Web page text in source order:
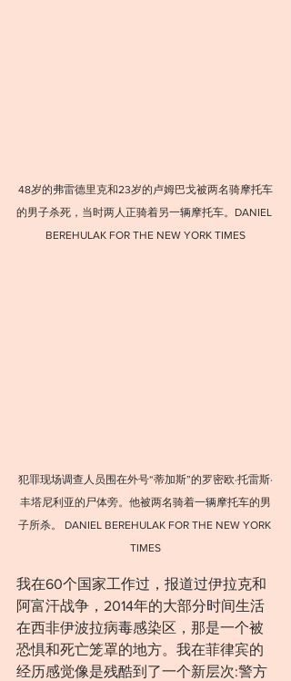
48岁的弗雷德里克和23岁的卢姆巴戈被两名骑摩托车
的男子杀死，当时两人正骑着另一辆摩托车。DANIEL
BEREHULAK FOR THE NEW YORK TIMES
犯罪现场调查⼈员围在外号“蒂加斯”的罗密欧·托雷斯·
丰塔尼利亚的⼫体旁。他被两名骑着⼀辆摩托车的男
子所杀。 DANIEL BEREHULAK FOR THE NEW YORK
TIMES
我在60个国家工作过，报道过伊拉克和
阿富汗战争，2014年的大部分时间生活
在西非伊波拉病毒感染区，那是一个被
恐惧和死亡笼罩的地方。我在菲律宾的
经历感觉像是残酷到了一个新层次:警方